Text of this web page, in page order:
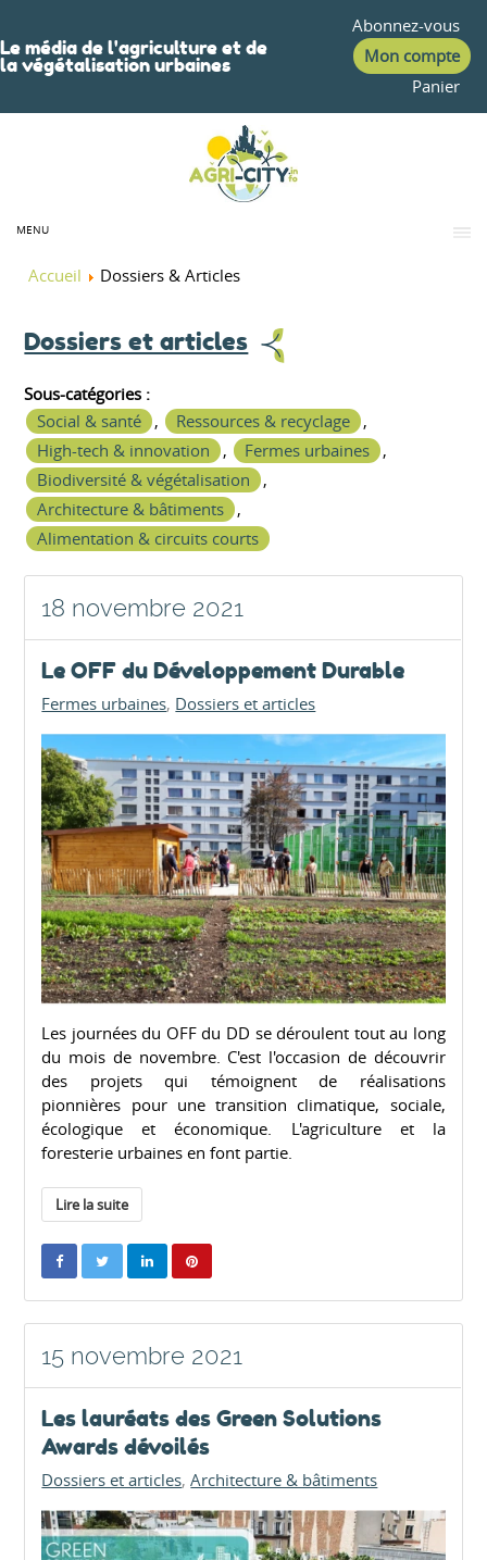
Le média de l'agriculture et de
la végétalisation urbaines
Abonnez-vous
Mon compte
Panier
MENU
Accueil Dossiers & Articles
Dossiers et articles
Sous-catégories :
Social & santé
, Ressources & recyclage
,
High-tech & innovation
, Fermes urbaines
,
Biodiversité & végétalisation
,
Architecture & bâtiments
,
Alimentation & circuits courts
18 novembre 2021
Le OFF du Développement Durable
Fermes urbaines Dossiers et articles
Les journées du OFF du DD se déroulent tout au long
du mois de novembre. C'est l'occasion de découvrir
des projets qui témoignent de réalisations
pionnières pour une transition climatique, sociale,
écologique et économique. L'agriculture et la
foresterie urbaines en font partie.
Lire la suite
15 novembre 2021
Les lauréats des Green Solutions
Awards dévoilés
Dossiers et articles Architecture & bâtiments